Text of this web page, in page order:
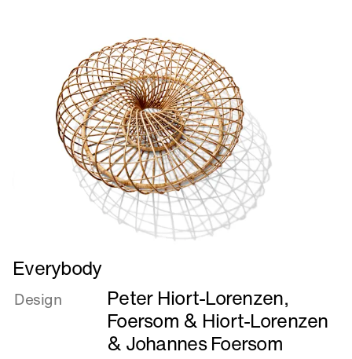
Læs
mere
om
Everybody
Design Peter Hiort-Lorenzen,
Foersom & Hiort-Lorenzen
&Johannes Foersom